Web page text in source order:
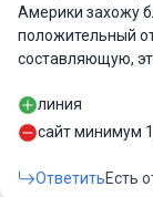
Америки захожу
положительный
составляющую,
линия
сайт минимум
ОтветитьЕсть